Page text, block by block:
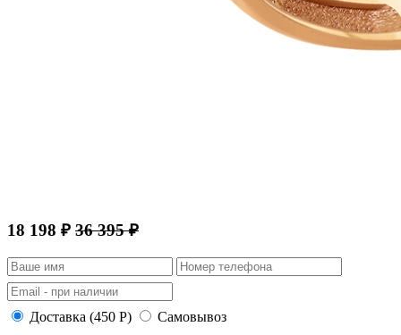
18 198 ₽ 36 395 ₽
Доставка (450 Р) Самовывоз